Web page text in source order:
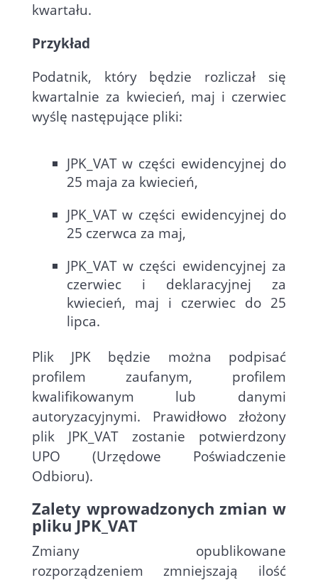
kwartału.
Przykład
Podatnik, który będzie rozliczał się
kwartalnie za kwiecień, maj i czerwiec
wyślę następujące pliki:
JPK_VAT w części ewidencyjnej do
25 maja za kwiecień,
JPK_VAT w części ewidencyjnej do
25 czerwca za maj,
JPK_VAT w części ewidencyjnej za
czerwiec i deklaracyjnej za
kwiecień, maj i czerwiec do 25
lipca.
Plik JPK będzie można podpisać
profilem zaufanym, profilem
kwalifikowanym lub danymi
autoryzacyjnymi. Prawidłowo złożony
plik JPK_VAT zostanie potwierdzony
UPO (Urzędowe Poświadczenie
Odbioru).
Zalety wprowadzonych zmian w
pliku JPK_VAT
Zmiany opublikowane
rozporządzeniem zmniejszają ilość